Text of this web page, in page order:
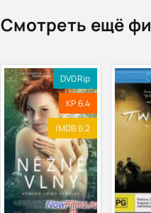
Рассекая волны / Breaking
Рассекая Волны / Breaking
Рассекая Волны / Breaking
Рассекая волны / Breaking
Рассекая волны / Breaking
Рассекая волны / Breaking
Смотреть ещё
DVDRip
KP 6.4
IMDB 6.2